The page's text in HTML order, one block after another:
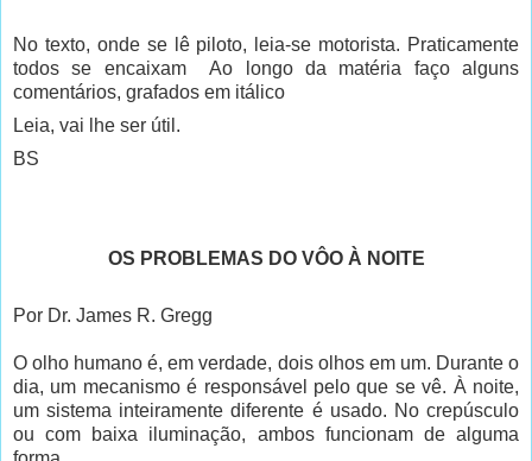
No texto, onde se lê piloto, leia-se motorista. Praticamente
todos se encaixam Ao longo da matéria faço alguns
comentários, grafados em itálico
Leia, vai lhe ser útil.
BS
OS PROBLEMAS DO VÔO À NOITE
Por Dr. James R. Gregg
O olho humano é, em verdade, dois olhos em um. Durante o
dia, um mecanismo é responsável pelo que se vê. À noite,
um sistema inteiramente diferente é usado. No crepúsculo
ou com baixa iluminação, ambos funcionam de alguma